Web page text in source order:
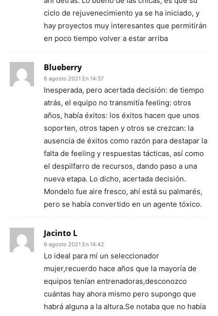
ciclo de rejuvenecimiento ya se ha iniciado, y
hay proyectos muy interesantes que permitirán
en poco tiempo volver a estar arriba
Blueberry
6 agosto 2021 En 14:37
Inesperada, pero acertada decisión: de tiempo
atrás, el equipo no transmitía feeling: otros
años, había éxitos: los éxitos hacen que unos
soporten, otros tapen y otros se crezcan: la
ausencia de éxitos como razón para destapar la
falta de feeling y respuestas tácticas, así como
el despilfarro de recursos, dando paso a una
nueva etapa. Lo dicho, acertada decisión.
Mondelo fue aire fresco, ahí está su palmarés,
pero se había convertido en un agente tóxico.
Jacinto L
6 agosto 2021 En 14:42
Lo ideal para mí un seleccionador
mujer,recuerdo hace años que la mayoría de
equipos tenían entrenadoras,desconozco
cuántas hay ahora mismo pero supongo que
habrá alguna a la altura.Se notaba que no había